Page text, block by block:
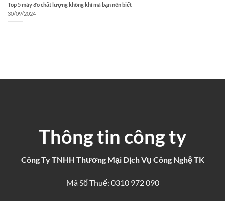
Top 5 máy đo chất lượng không khí mà bạn nên biết
30/09/2024
Thông tin công ty
Công Ty TNHH Thương Mại Dịch Vụ Công Nghệ TK
Mã Số Thuế: 0310 972 090